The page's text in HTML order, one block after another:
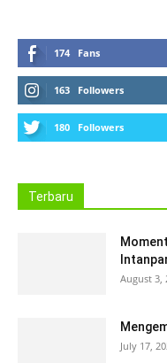
174 Fans
163 Followers
180 Followers
Terbaru
August 3,
July 17,